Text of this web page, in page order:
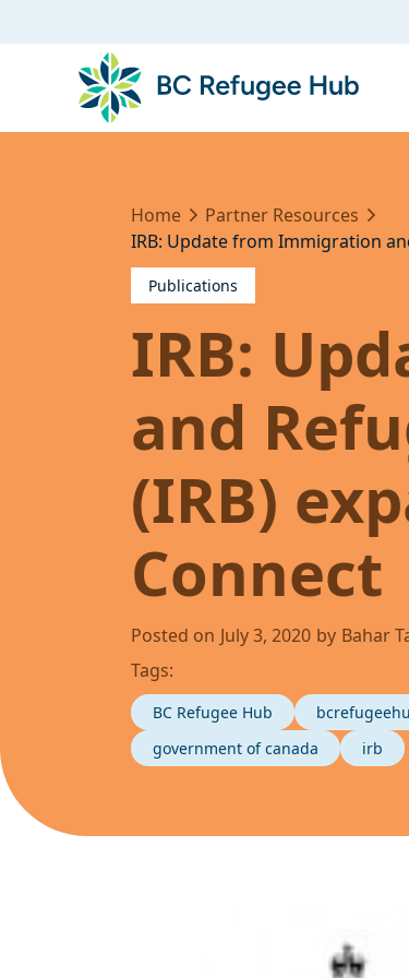
Home
Partner Resources
IRB: Update from Immigration
Publications
IRB:
and
(IRB)
Connect
Posted on July 3, 2020 by Bahar
Tags:
BC Refugee Hub
government of canada
irb